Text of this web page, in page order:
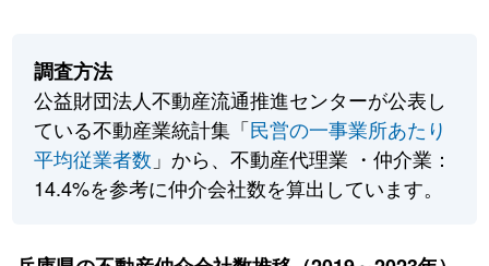
調査方法
公益財団法人不動産流通推進センターが公表し
ている不動産業統計集「民営の一事業所あたり
平均従業者数 」から、不動産代理業 ・仲介業：
14.4%を参考に仲介会社数を算出しています。